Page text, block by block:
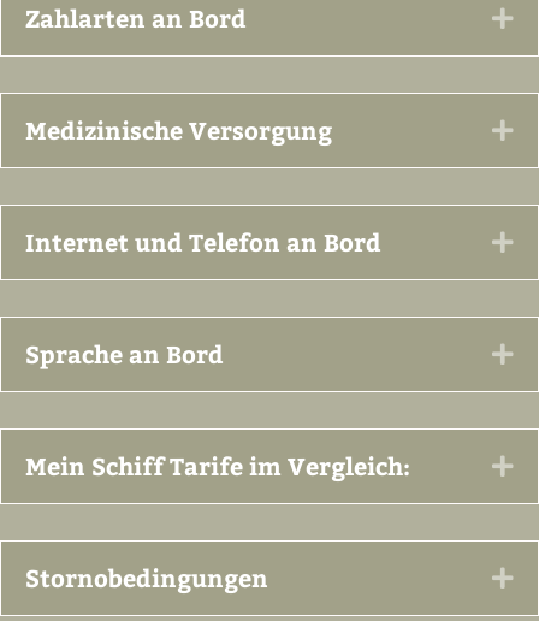
Zahlarten an Bord
Medizinische Versorgung
Internet und Telefon an Bord
Sprache an Bord
Mein Schiff Tarife im Vergleich:
Stornobedingungen